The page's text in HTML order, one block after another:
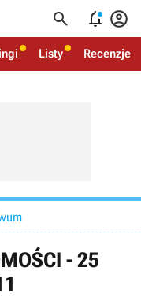
  
Listy Recenzje
- 25